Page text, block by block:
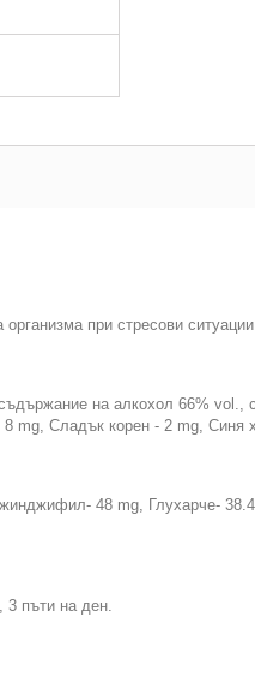
при стресови
на алкохол 66%
mg, Сладък корен - 2 mg, Синя
48 mg, Глухарче-
3 пъти на ден.